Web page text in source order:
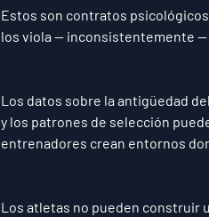
Estos son contratos
los viola — inconsistentemente
Los datos sobre la antigüedad
y los patrones de selección
entrenadores crean entornos
Los atletas no pueden construir